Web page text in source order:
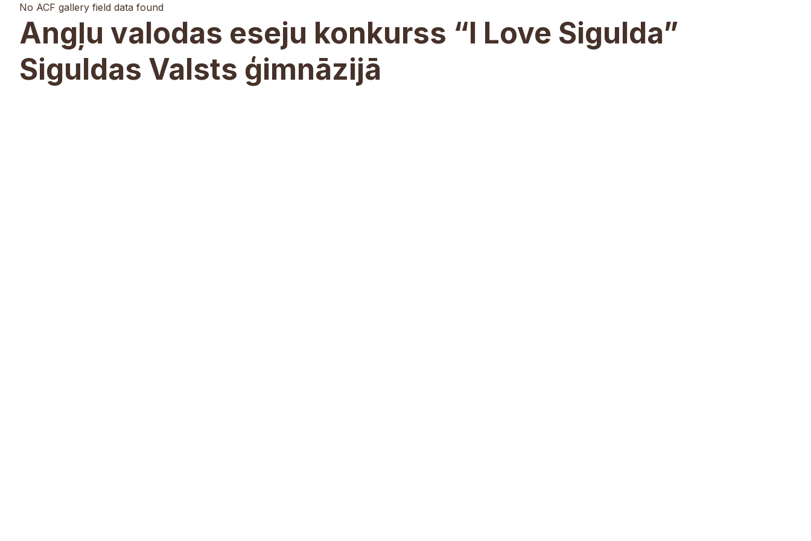
No ACF gallery field data found
Angļu valodas eseju konkurss “I Love Sigulda”
Siguldas Valsts ģimnāzijā